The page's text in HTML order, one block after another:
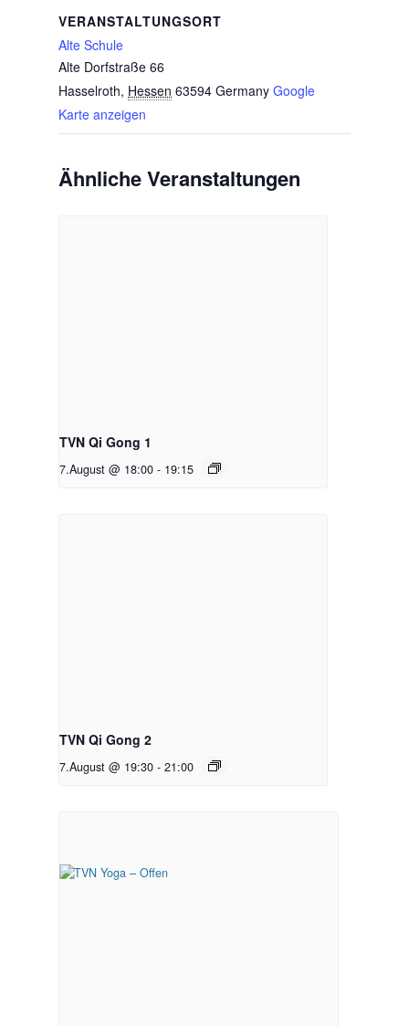
VERANSTALTUNGSORT
Alte Schule
Alte Dorfstraße 66
Hasselroth, Hessen 63594 Germany Google
Karte anzeigen
Ähnliche Veranstaltungen
TVN Qi Gong 1
7.August @ 18:00 - 19:15
TVN Qi Gong 2
7.August @ 19:30 - 21:00